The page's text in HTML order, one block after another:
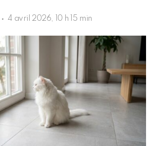
4 avril 2026, 10 h 15 min